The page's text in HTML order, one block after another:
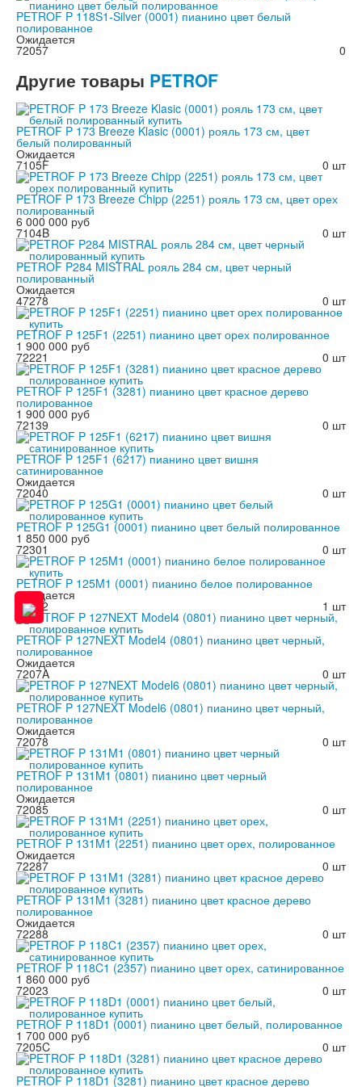
PETROF P 118S1-Silver (0001) пианино цвет белый
полированное
Ожидается
0
72057
Другие товары PETROF
PETROF P 173 Breeze Klasic (0001) рояль 173 см, цвет
белый полированный
Ожидается
0 шт
7105F
PETROF P 173 Breeze Сhipp (2251) рояль 173 см, цвет орех
полированный
6 000 000 руб
0 шт
7104B
PETROF P284 MISTRAL рояль 284 см, цвет черный
полированный
Ожидается
0 шт
47278
PETROF P 125F1 (2251) пианино цвет орех полированное
1 900 000 руб
0 шт
72221
PETROF P 125F1 (3281) пианино цвет красное дерево
полированное
1 900 000 руб
0 шт
72139
PETROF P 125F1 (6217) пианино цвет вишня
сатинированное
Ожидается
0 шт
72040
PETROF P 125G1 (0001) пианино цвет белый полированное
1 850 000 руб
0 шт
72301
PETROF P 125M1 (0001) пианино белое полированное
Ожидается
1 шт
72042
PETROF P 127NEXT Model4 (0801) пианино цвет черный,
полированное
Ожидается
0 шт
7207A
PETROF P 127NEXT Model6 (0801) пианино цвет черный,
полированное
Ожидается
0 шт
72078
PETROF P 131M1 (0801) пианино цвет черный
полированное
Ожидается
0 шт
72085
PETROF P 131M1 (2251) пианино цвет орех, полированное
Ожидается
0 шт
72287
PETROF P 131M1 (3281) пианино цвет красное дерево
полированное
Ожидается
0 шт
72288
PETROF P 118C1 (2357) пианино цвет орех, сатинированное
1 860 000 руб
0 шт
72023
PETROF P 118D1 (0001) пианино цвет белый, полированное
1 700 000 руб
0 шт
7205C
PETROF P 118D1 (3281) пианино цвет красное дерево